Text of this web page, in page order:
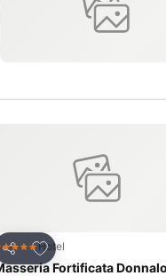
Partager
Ajouter à mes favoris
Étoiles Hotel
Fortificata